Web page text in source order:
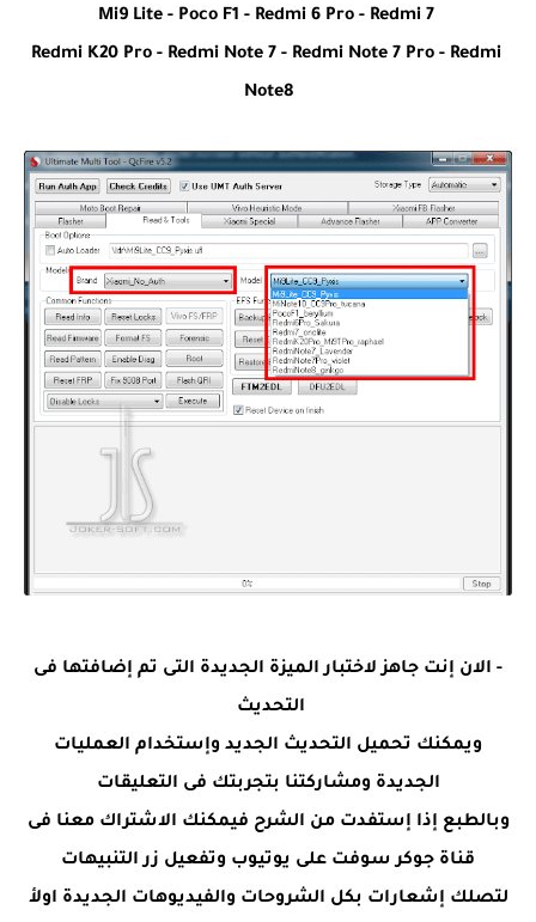
Redmi K20 Pro - Redmi Note 7 - Redmi Note 7 Pro - Redmi
Note8
- الان إنت جاهز لاختبار الميزة الجديدة التى تم إضافتها فى
التحديث
ويمكنك تحميل التحديث الجديد وإستخدام العمليات
الجديدة ومشاركتنا بتجربتك فى التعليقات
وبالطبع إذا إستفدت من الشرح فيمكنك الاشتراك معنا فى
قناة جوكر سوفت على يوتيوب وتفعيل زر التنبيهات
لتصلك إشعارات بكل الشروحات والفيديوهات الجديدة اولأ